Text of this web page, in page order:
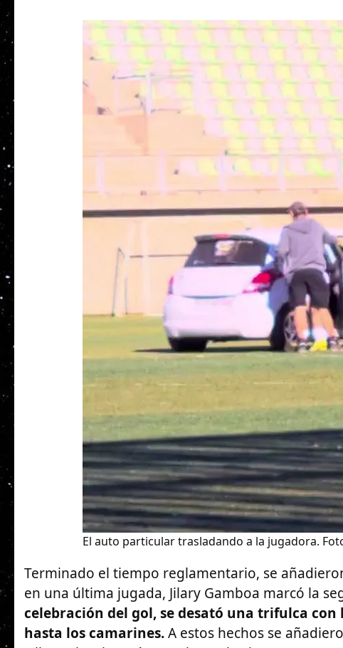
El auto particular trasladando a la jugadora.
Terminado el tiempo reglamentario, se
en una última jugada, Jilary Gamboa marcó la
celebración del gol, se desató una trifulca
hasta los camarines.A estos hechos se